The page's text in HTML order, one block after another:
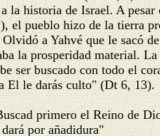
la historia de Israel. A pesar
el pueblo hizo de la tierra
a Yahvé que le sacó
la prosperidad material.
ser buscado con todo el
El le darás culto" (Dt 6, 13).
primero el Reino de
por añadidura"